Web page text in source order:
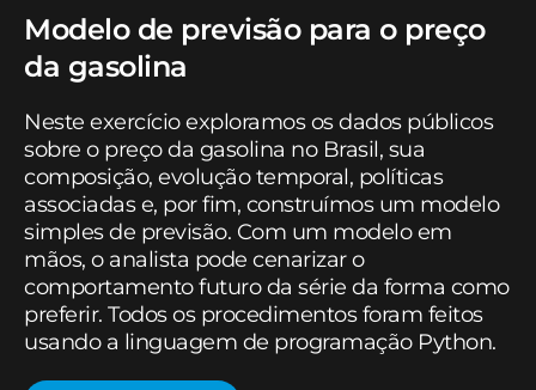
Modelo de previsão para o preço
da gasolina
Neste exercício exploramos os dados públicos
sobre o preço da gasolina no Brasil, sua
composição, evolução temporal, políticas
associadas e, por fim, construímos um modelo
simples de previsão. Com um modelo em
mãos, o analista pode cenarizar o
comportamento futuro da série da forma como
preferir. Todos os procedimentos foram feitos
usando a linguagem de programação Python.